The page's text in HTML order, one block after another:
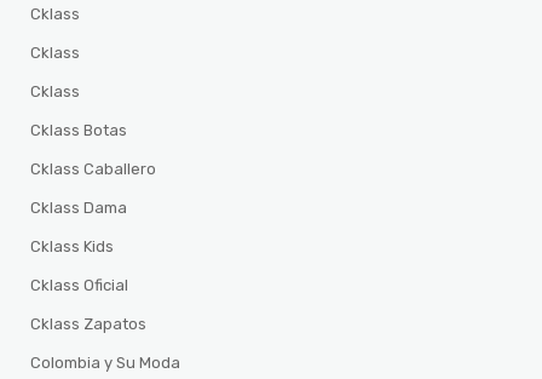
Cklass
Cklass
Cklass
Cklass Botas
Cklass Caballero
Cklass Dama
Cklass Kids
Cklass Oficial
Cklass Zapatos
Colombia y Su Moda